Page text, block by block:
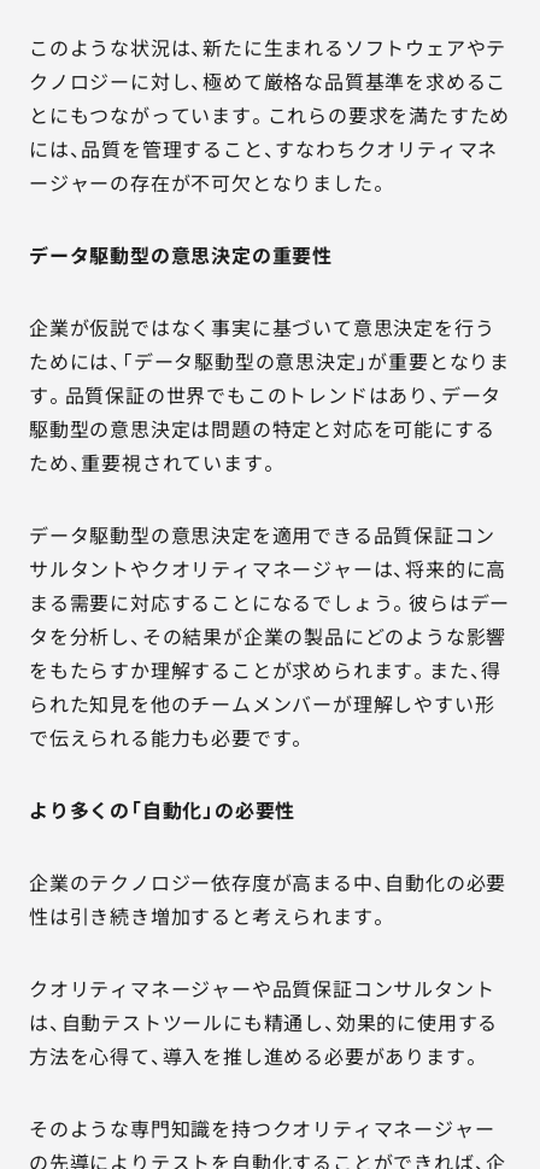
このような状況は、新たに生まれるソフトウェアやテ
クノロジーに対し、極めて厳格な品質基準を求めるこ
とにもつながっています。これらの要求を満たすため
には、品質を管理すること、すなわちクオリティマネ
ージャーの存在が不可欠となりました。
データ駆動型の意思決定の重要性
企業が仮説ではなく事実に基づいて意思決定を行う
ためには、「データ駆動型の意思決定」が重要となりま
す。品質保証の世界でもこのトレンドはあり、データ
駆動型の意思決定は問題の特定と対応を可能にする
ため、重要視されています。
データ駆動型の意思決定を適用できる品質保証コン
サルタントやクオリティマネージャーは、将来的に高
まる需要に対応することになるでしょう。彼らはデー
タを分析し、その結果が企業の製品にどのような影響
をもたらすか理解することが求められます。また、得
られた知見を他のチームメンバーが理解しやすい形
で伝えられる能力も必要です。
より多くの「自動化」の必要性
企業のテクノロジー依存度が高まる中、自動化の必要
性は引き続き増加すると考えられます。
クオリティマネージャーや品質保証コンサルタント
は、自動テストツールにも精通し、効果的に使用する
方法を心得て、導入を推し進める必要があります。
そのような専門知識を持つクオリティマネージャー
の先導によりテストを自動化することができれば、企